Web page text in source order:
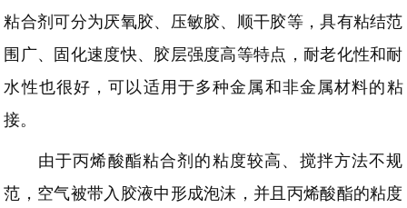
粘合剂可分为厌氧胶、压敏胶、顺干胶等，具有粘结范
围广、固化速度快、胶层强度高等特点，耐老化性和耐
水性也很好，可以适用于多种金属和非金属材料的粘
接。
由于丙烯酸酯粘合剂的粘度较高、搅拌方法不规
范，空气被带入胶液中形成泡沫，并且丙烯酸酯的粘度